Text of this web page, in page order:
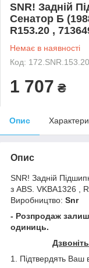
SNR! Задній
Сенатор Б
R153.20 ,
Немає в наявності
Код: 172.SNR.153.20
1 707 ₴
Опис
Опис
SNR! Задній
з ABS. VKBA1326 ,
Виробництво: Snr
- Розпродаж
одиниць.
1. Підтвердять Ваш